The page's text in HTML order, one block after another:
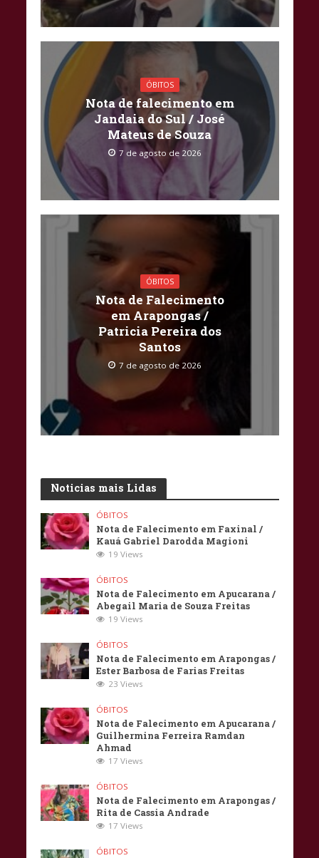
ÓBITOS
Nota de falecimento em
Jandaia do Sul / José
Mateus de Souza
7 de agosto de 2026
ÓBITOS
Nota de Falecimento
em Arapongas /
Patricia Pereira dos
Santos
7 de agosto de 2026
Noticias mais Lidas
ÓBITOS
Nota de Falecimento em Faxinal /
Kauá Gabriel Darodda Magioni
19 Views
ÓBITOS
Nota de Falecimento em Apucarana /
Abegail Maria de Souza Freitas
19 Views
ÓBITOS
Nota de Falecimento em Arapongas /
Ester Barbosa de Farias Freitas
23 Views
ÓBITOS
Nota de Falecimento em Apucarana /
Guilhermina Ferreira Ramdan
Ahmad
17 Views
ÓBITOS
Nota de Falecimento em Arapongas /
Rita de Cassia Andrade
17 Views
ÓBITOS